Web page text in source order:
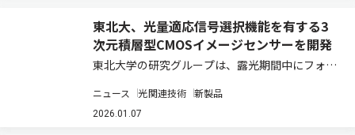
東北大、光量適応信号選択機能を有する3
次元積層型CMOSイメージセンサーを開発
東北大学の研究グループは、露光期間中にフォト
横型オーバーフロー蓄積容量（LOFIC）を、画素
毎に2段設けてダイナミックレンジを拡大すると
ニュース 光関連技術 新製品
2026.01.07